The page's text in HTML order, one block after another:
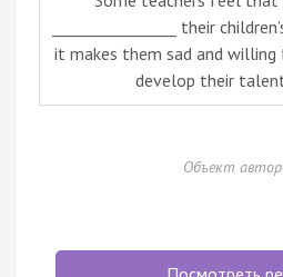
________________ their
it makes them sad and
develop their
Объект